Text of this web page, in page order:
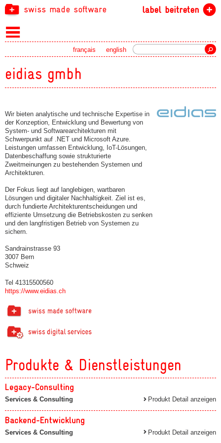
swiss made software label beitreten
english
français
eidias gmbh
Wir bieten analytische und technische Expertise in
der Konzeption, Entwicklung und Bewertung von
System- und Softwarearchitekturen mit
Schwerpunkt auf .NET und Microsoft Azure.
Leistungen umfassen Entwicklung, IoT-Lösungen,
Datenbeschaffung sowie strukturierte
Zweitmeinungen zu bestehenden Systemen und
Architekturen.
Der Fokus liegt auf langlebigen, wartbaren
Lösungen und digitaler Nachhaltigkeit. Ziel ist es,
durch fundierte Architekturentscheidungen und
effiziente Umsetzung die Betriebskosten zu senken
und den langfristigen Betrieb von Systemen zu
sichern.
Sandrainstrasse 93
3007 Bern
Schweiz
Tel 41315500560
https://www.eidias.ch
Produkte & Dienstleistungen
Legacy-Consulting
Services & Consulting Produkt Detail anzeigen
Backend-Entwicklung
Services & Consulting Produkt Detail anzeigen